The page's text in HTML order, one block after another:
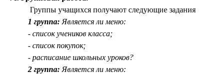
Группы учащихся получают следующие задания
1 группа: Является ли меню:
- список учеников класса;
- список покупок;
- расписание школьных уроков?
2 группа: Является ли меню: